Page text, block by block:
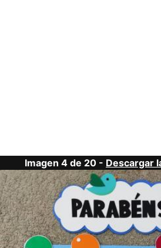
Imagen 4 de 20 - Descargar